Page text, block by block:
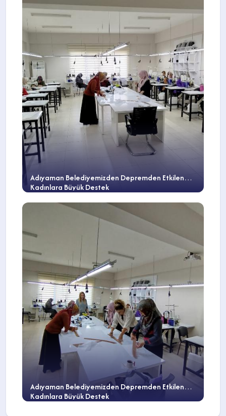
Adıyaman Belediyemizden Depremden Etkilenen
Kadınlara Büyük Destek
Adıyaman Belediyemizden Depremden Etkilenen
Kadınlara Büyük Destek